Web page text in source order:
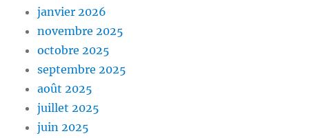
janvier 2026
novembre 2025
octobre 2025
septembre 2025
août 2025
juillet 2025
juin 2025